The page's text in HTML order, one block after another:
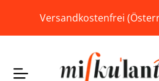
Versandkostenfrei